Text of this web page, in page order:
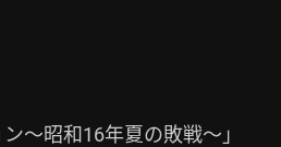
～昭和16年夏の敗戦～」